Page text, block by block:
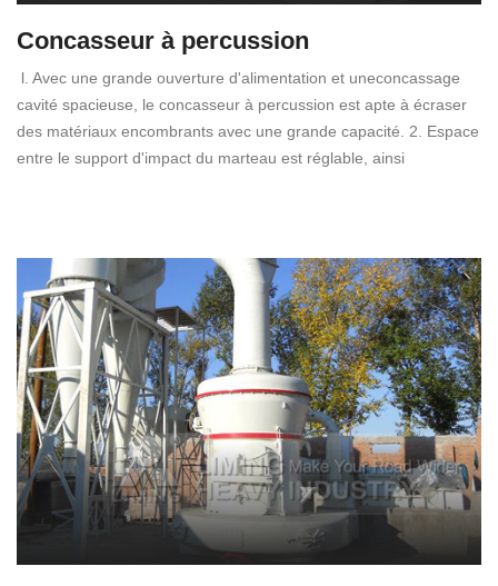
Concasseur à percussion
l. Avec une grande ouverture d'alimentation et uneconcassage
cavité spacieuse, le concasseur à percussion est apte à écraser
des matériaux encombrants avec une grande capacité. 2. Espace
entre le support d'impact du marteau est réglable, ainsi